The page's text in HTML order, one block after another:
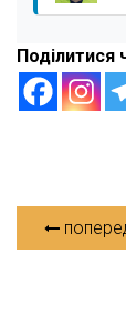
Поділитися